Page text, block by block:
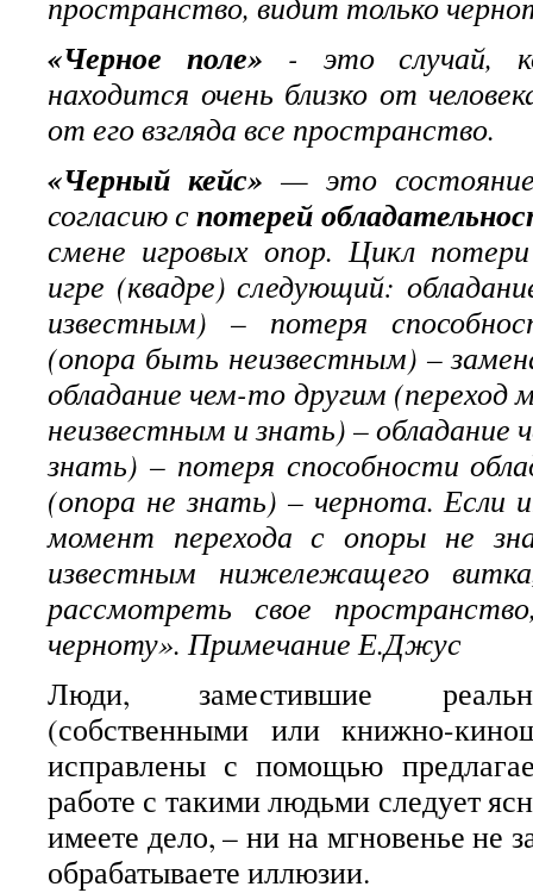
«Черное поле» - это случай,
находится очень близко от
от его взгляда все пространство.
«Черный кейс» — это
согласию спотерей
смене игровых опор. Цикл
игре (квадре) следующий:
известным) – потеря
(опора быть неизвестным) –
обладание чем-то другим
неизвестным и знать) – обладание
знать) – потеря способности
(опора не знать) – чернота. Если
момент перехода с опоры не
известным нижележащего
рассмотреть свое
черноту». Примечание Е.Джус
Люди, заместившие
(собственными или книжно-
исправлены с помощью
работе с такими людьми следует
имеете дело, – ни на мгновенье не
обрабатываете иллюзии.